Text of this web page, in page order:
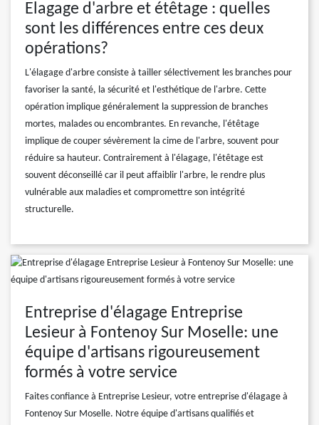
Elagage d'arbre et étêtage : quelles
sont les différences entre ces deux
opérations?
L'élagage d'arbre consiste à tailler sélectivement les branches pour
favoriser la santé, la sécurité et l'esthétique de l'arbre. Cette
opération implique généralement la suppression de branches
mortes, malades ou encombrantes. En revanche, l'étêtage
implique de couper sévèrement la cime de l'arbre, souvent pour
réduire sa hauteur. Contrairement à l'élagage, l'étêtage est
souvent déconseillé car il peut affaiblir l'arbre, le rendre plus
vulnérable aux maladies et compromettre son intégrité
structurelle.
Entreprise d'élagage Entreprise
Lesieur à Fontenoy Sur Moselle: une
équipe d'artisans rigoureusement
formés à votre service
Faites confiance à Entreprise Lesieur, votre entreprise d'élagage à
Fontenoy Sur Moselle. Notre équipe d'artisans qualifiés et